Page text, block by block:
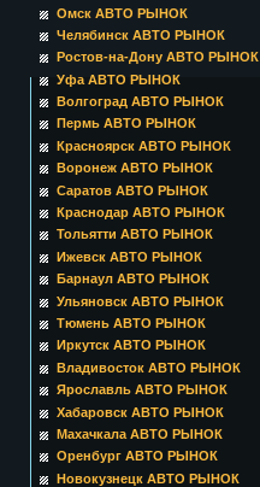
Омск АВТО РЫНОК
Челябинск АВТО РЫНОК
Ростов-на-Дону АВТО РЫНОК
Уфа АВТО РЫНОК
Волгоград АВТО РЫНОК
Пермь АВТО РЫНОК
Красноярск АВТО РЫНОК
Воронеж АВТО РЫНОК
Саратов АВТО РЫНОК
Краснодар АВТО РЫНОК
Тольятти АВТО РЫНОК
Ижевск АВТО РЫНОК
Барнаул АВТО РЫНОК
Ульяновск АВТО РЫНОК
Тюмень АВТО РЫНОК
Иркутск АВТО РЫНОК
Владивосток АВТО РЫНОК
Ярославль АВТО РЫНОК
Хабаровск АВТО РЫНОК
Махачкала АВТО РЫНОК
Оренбург АВТО РЫНОК
Новокузнецк АВТО РЫНОК